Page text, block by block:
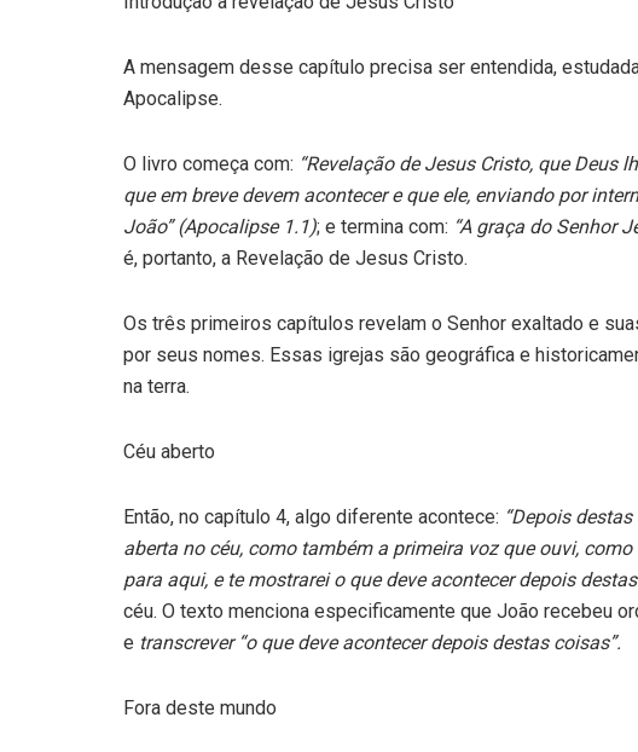
A mensagem desse capítulo precisa ser entendida,
Apocalipse.
O livro começa com: “Revelação de Jesus Cristo, que Deus
que em breve devem acontecer e que ele, enviando por
João” (Apocalipse 1.1); e termina com: “A graça do Senhor
é, portanto, a Revelação de Jesus Cristo.
Os três primeiros capítulos revelam o Senhor exaltado e
por seus nomes. Essas igrejas são geográfica e
na terra.
Céu aberto
Então, no capítulo 4, algo diferente acontece: “Depois
aberta no céu, como também a primeira voz que ouvi,
para aqui, e te mostrarei o que deve acontecer depois
céu. O texto menciona especificamente que João recebeu
e transcrever “o que deve acontecer depois destas coisas”.
Fora deste mundo